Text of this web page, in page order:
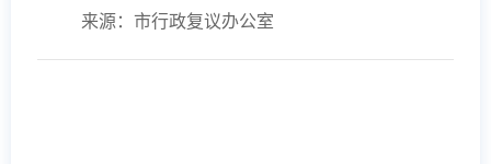
来源：市行政复议办公室